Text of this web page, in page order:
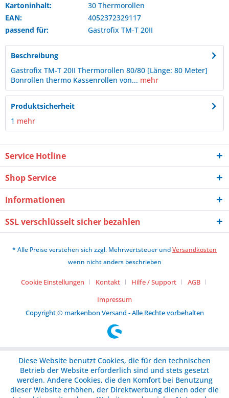
Kartoninhalt:
30 Thermorollen
EAN:
4052372329117
passend für:
Gastrofix TM-T 20II
Beschreibung
Gastrofix TM-T 20II Thermorollen 80/80 [Länge: 80 Meter]
Bonrollen thermo Kassenrollen von... mehr
Produktsicherheit
1 mehr
Service Hotline
Shop Service
Informationen
SSL verschlüsselt sicher bezahlen
* Alle Preise verstehen sich zzgl. Mehrwertsteuer undVersandkosten
wenn nicht anders beschrieben
Cookie Einstellungen Kontakt Hilfe / Support
AGB
Impressum
Copyright © markenbon Versand - Alle Rechte vorbehalten
Diese Website benutzt Cookies, die für den technischen
Betrieb der Website erforderlich sind und stets gesetzt
werden. Andere Cookies, die den Komfort bei Benutzung
dieser Website erhöhen, der Direktwerbung dienen oder die